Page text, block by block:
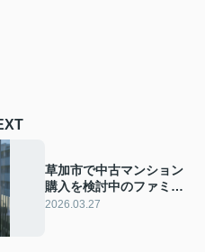
草加市で中古マンション
購入を検討中のファミリ
ー必見！相場や失敗しな
2026.03.27